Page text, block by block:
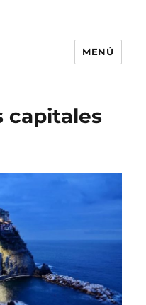
MENÚ
capitales